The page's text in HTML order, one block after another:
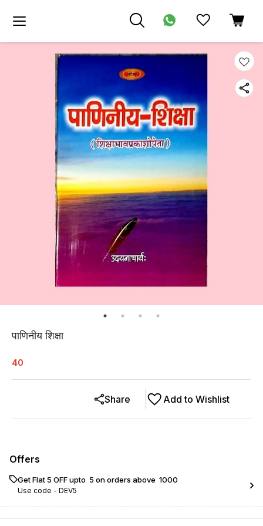
पाणिनीय शिक्षा
40
Add to Wishlist
Share
Offers
Get Flat ₹5 OFF upto ₹ 5 on orders above ₹ 1000
Use code - DEV5